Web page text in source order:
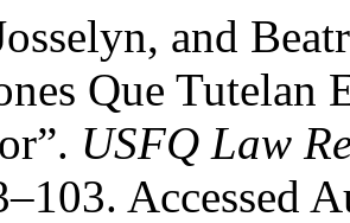
and
Que Tutelan
USFQ Law
Accessed